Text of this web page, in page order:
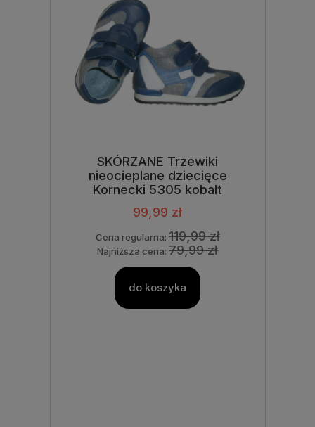
SKÓRZANE Trzewiki
nieocieplane dziecięce
Kornecki 5305 kobalt
99,99 zł
Cena regularna: 119,99 zł
Najniższa cena:79,99 zł
do koszyka